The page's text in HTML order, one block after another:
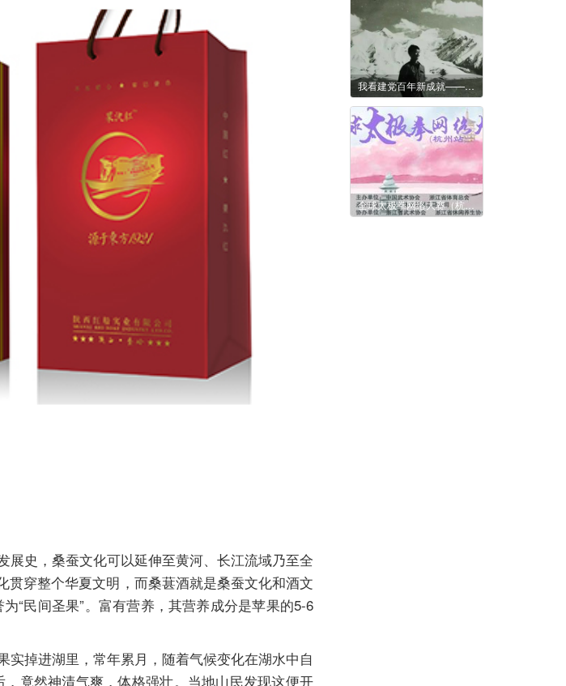
史，桑蚕文化可以延伸至黄河、长江流域乃至全
贯穿整个华夏文明，而桑葚酒就是桑蚕文化和酒文
“民间圣果”。富有营养，其营养成分是苹果的5-6
掉进湖里，常年累月，随着气候变化在湖水中自
竟然神清气爽，体格强壮。当地山民发现这便开
我看建党百年新成就——漫漫援藏路 隆隆汽车声
全球太极拳网络大赛（杭州站）开始报名了